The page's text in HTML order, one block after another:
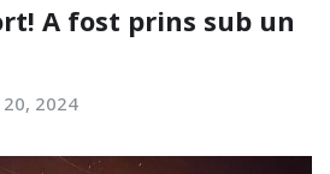
A fost prins sub un
20, 2024